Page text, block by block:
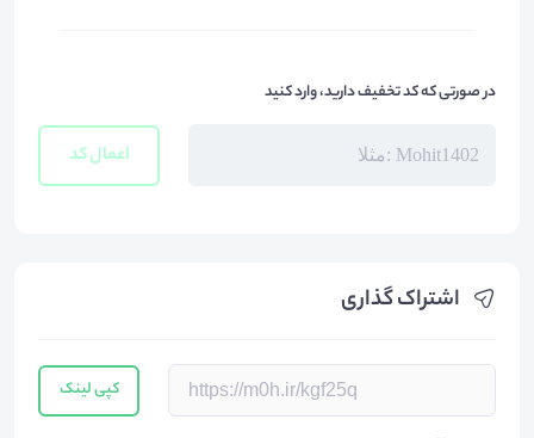
اشتراک گذاری
کپی لینک
در صورتی که کد تخفیف دارید، وارد کنید
اعمال کد